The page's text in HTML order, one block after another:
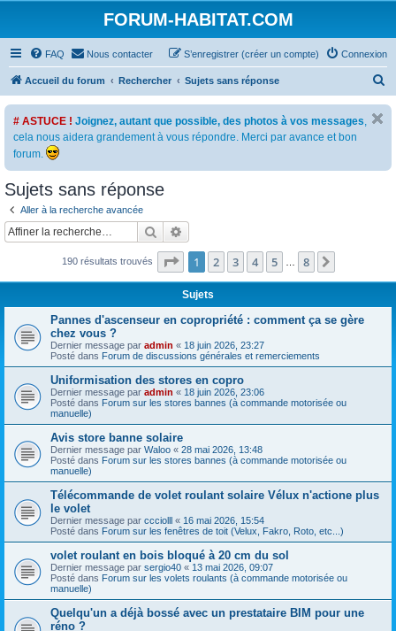
FORUM-HABITAT.COM
FAQ Nous contacter Connexion
S’enregistrer (créer un compte)
Accueil du forum Rechercher Sujets sans réponse
e
# ASTUCE ! Joignez, autant que possible, des photos à vos messages,
cela nous aidera grandement à vous répondre. Merci par avance et bon
forum.
Sujets sans réponse
Aller à la recherche avancée
Rechercher
190 résultats trouvés Page 1sur8
1 2 3 4 5 8
Sujets
Pannes d'ascenseur en copropriété : comment ça se gère
chez vous ?
Dernier message par admin « 18 juin 2026, 23:27
Posté dans Forum de discussions générales et remerciements
Uniformisation des stores en copro
Dernier message par admin « 18 juin 2026, 23:06
Posté dans Forum sur les stores bannes (à commande motorisée ou
manuelle)
Avis store banne solaire
Dernier message par Waloo « 28 mai 2026, 13:48
Posté dans Forum sur les stores bannes (à commande motorisée ou
manuelle)
Télécommande de volet roulant solaire Vélux n'actione plus
le volet
Dernier message par ccciolll « 16 mai 2026, 15:54
Posté dans Forum sur les fenêtres de toit (Velux, Fakro, Roto, etc...)
volet roulant en bois bloqué à 20 cm du sol
Dernier message par sergio40 « 13 mai 2026, 09:07
Posté dans Forum sur les volets roulants (à commande motorisée ou
manuelle)
Quelqu'un a déjà bossé avec un prestataire BIM pour une
réno ?